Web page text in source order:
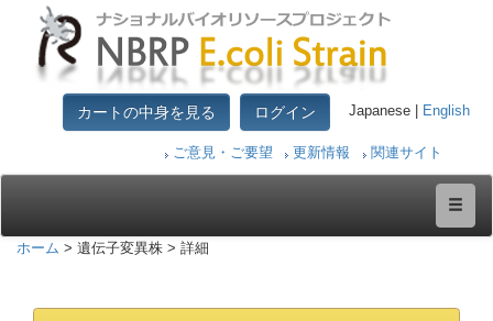
カートの中身を見る ログイン Japanese | English
ご意見・ご要望 更新情報 関連サイト
ホーム > 遺伝子変異株 > 詳細